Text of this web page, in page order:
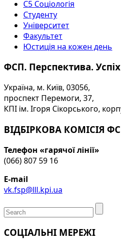
С5 Соціологія
Студенту
Університет
Факультет
Юстиція на кожен день
ФСП. Перспектива. Успіх
Україна, м. Київ, 03056,
проспект Перемоги, 37,
КПІ ім. Ігоря Сікорського,
ВІДБІРКОВА КОМІСІЯ
Телефон «гарячої лінії»
(066) 807 59 16
E-mail
vk.fsp@lll.kpi.ua
СОЦІАЛЬНІ МЕРЕЖІ